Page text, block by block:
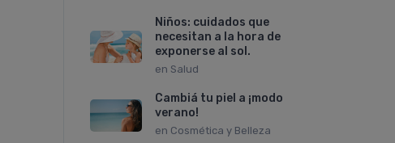
Niños: cuidados que
necesitan a la hora de
exponerse al sol.
en Salud
Cambiá tu piel a ¡modo
verano!
en Cosmética y Belleza